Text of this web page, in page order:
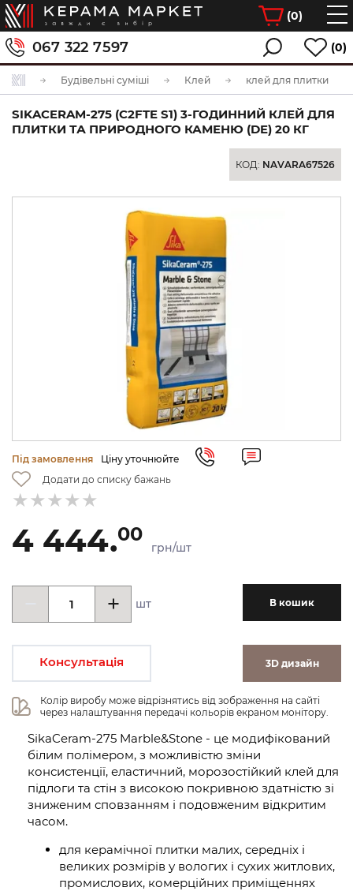
(0)
067 322 7597 (0)
Будівельні суміші Клей клей для плитки
SIKACERAM-275 (C2FTE S1) 3-ГОДИННИЙ КЛЕЙ ДЛЯ
ПЛИТКИ ТА ПРИРОДНОГО КАМЕНЮ (DE) 20 КГ
КОД: NAVARA67526
Під замовлення
Ціну уточнюйте
Додати до списку бажань
4 444.00
грн/шт
шт В кошик
Консультація 3D дизайн
Колір виробу може відрізнятись від зображення на сайті
через налаштування передачі кольорів екраном монітору.
SikaCeram-275 Marble&Stone - це модифікований
білим полімером, з можливістю зміни
консистенції, еластичний, морозостійкий клей для
підлоги та стін з високою покривною здатністю зі
зниженим сповзанням і подовженим відкритим
часом.
для керамічної плитки малих, середніх і
великих розмірів у вологих і сухих житлових,
промислових, комерційних приміщеннях